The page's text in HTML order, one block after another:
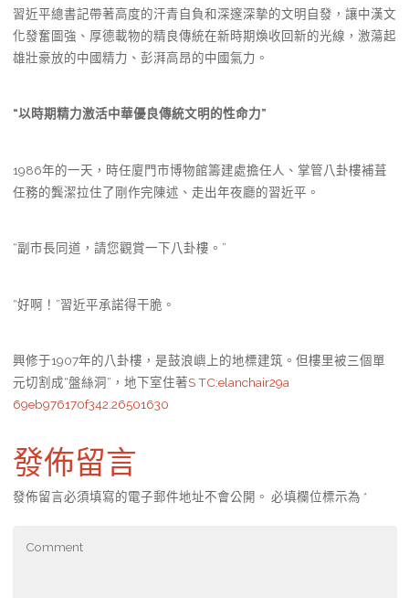
習近平總書記帶著高度的汗青自負和深邃深摯的文明自發，讓中漢文
化發奮圖強、厚德載物的精良傳統在新時期煥收回新的光線，激蕩起
雄壯豪放的中國精力、彭湃高昂的中國氣力。
“以時期精力激活中華優良傳統文明的性命力”
1986年的一天，時任廈門市博物館籌建處擔任人、掌管八卦樓補葺
任務的龔潔拉住了剛作完陳述、走出年夜廳的習近平。
“副市長同道，請您觀賞一下八卦樓。”
“好啊！”習近平承諾得干脆。
興修于1907年的八卦樓，是鼓浪嶼上的地標建筑。但樓里被三個單
元切割成“盤絲洞”，地下室住著S TC:elanchair29a
69eb976170f342.26501630
發佈留言
發佈留言必須填寫的電子郵件地址不會公開。 必填欄位標示為 *